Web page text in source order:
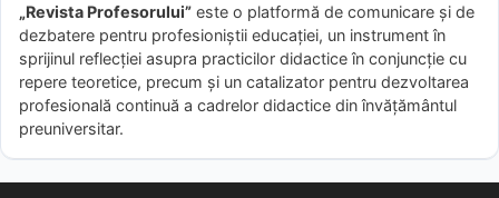
„Revista Profesorului” este o platformă de comunicare și de
dezbatere pentru profesioniștii educației, un instrument în
sprijinul reflecției asupra practicilor didactice în conjuncție cu
repere teoretice, precum și un catalizator pentru dezvoltarea
profesională continuă a cadrelor didactice din învățământul
preuniversitar.